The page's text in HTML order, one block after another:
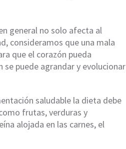
general no solo afecta al
consideramos que una mala
que el corazón pueda
se puede agrandar y evolucionar
saludable la dieta debe
frutas, verduras y
alojada en las carnes, el